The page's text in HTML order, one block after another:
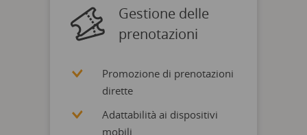
Gestione delle
prenotazioni
Promozione di prenotazioni
dirette
Adattabilità ai dispositivi
mobili